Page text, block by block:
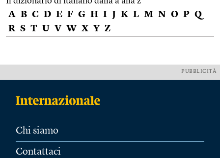
A B C D E F G H I J K L M N O P Q
R S T U V W X Y Z
PUBBLICITÀ
Chi siamo
Contattaci